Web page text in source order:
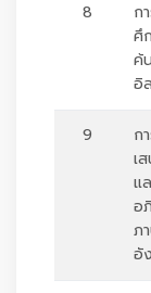
8
ก
ศึ
ค้
อิ
9
ก
เ
แ
อ
ภ
อั